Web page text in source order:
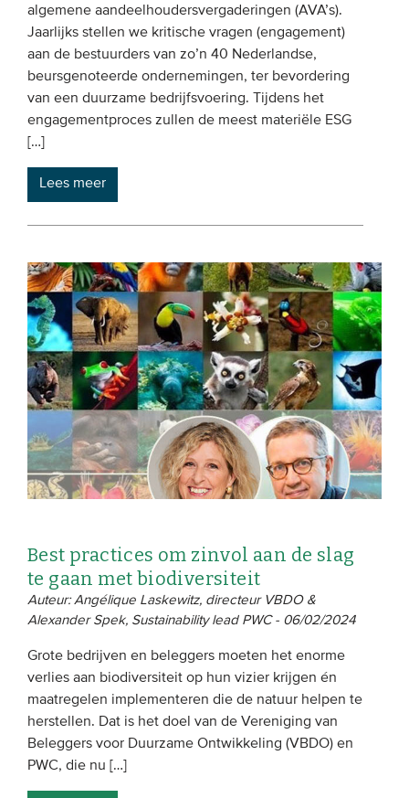
algemene aandeelhoudersvergaderingen (AVA’s).
Jaarlijks stellen we kritische vragen (engagement)
aan de bestuurders van zo’n 40 Nederlandse,
beursgenoteerde ondernemingen, ter bevordering
van een duurzame bedrijfsvoering. Tijdens het
engagementproces zullen de meest materiële ESG
[…]
Lees meer
Best practices om zinvol aan de slag
te gaan met biodiversiteit
Auteur: Angélique Laskewitz, directeur VBDO &
Alexander Spek, Sustainability lead PWC - 06/02/2024
Grote bedrijven en beleggers moeten het enorme
verlies aan biodiversiteit op hun vizier krijgen én
maatregelen implementeren die de natuur helpen te
herstellen. Dat is het doel van de Vereniging van
Beleggers voor Duurzame Ontwikkeling (VBDO) en
PWC, die nu […]